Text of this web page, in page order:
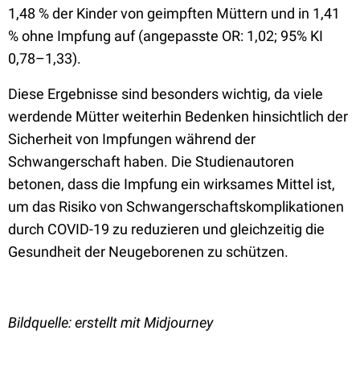
1,48 % der Kinder von geimpften Müttern und in 1,41
% ohne Impfung auf (angepasste OR: 1,02; 95% KI
0,78–1,33).
Diese Ergebnisse sind besonders wichtig, da viele
werdende Mütter weiterhin Bedenken hinsichtlich der
Sicherheit von Impfungen während der
Schwangerschaft haben. Die Studienautoren
betonen, dass die Impfung ein wirksames Mittel ist,
um das Risiko von Schwangerschaftskomplikationen
durch COVID-19 zu reduzieren und gleichzeitig die
Gesundheit der Neugeborenen zu schützen.
Bildquelle: erstellt mit Midjourney